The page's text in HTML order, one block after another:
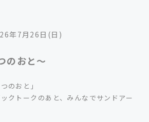
年7月26日(日)
おと～
のおと」
クトークのあと、みんなでサンドアー